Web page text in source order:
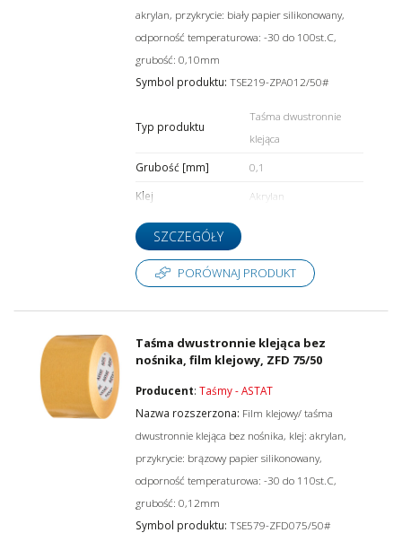
akrylan, przykrycie: biały papier silikonowany,
odporność temperaturowa: -30 do 100st.C,
grubość: 0,10mm
Symbol produktu:TSE219-ZPA012/50#
Typ produktu
Taśma dwustronnie
klejąca
Grubość [mm]
0,1
Klej
Akrylan
SZCZEGÓŁY
PORÓWNAJ PRODUKT
Taśma dwustronnie klejąca bez
nośnika, film klejowy, ZFD 75/50
Producent:Taśmy - ASTAT
Nazwa rozszerzona: Film klejowy/ taśma
dwustronnie klejąca bez nośnika, klej: akrylan,
przykrycie: brązowy papier silikonowany,
odporność temperaturowa: -30 do 110st.C,
grubość: 0,12mm
Symbol produktu:TSE579-ZFD075/50#